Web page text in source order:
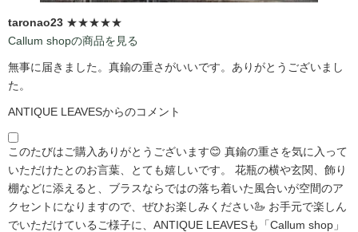
taronao23 ★★★★★
Callum shopの商品を見る
無事に届きました。真鍮の重さがいいです。ありがとうございまし
た。
ANTIQUE LEAVESからのコメント
このたびはご購入ありがとうございます😊 真鍮の重さを気に入って
いただけたとのお言葉、とても嬉しいです。 花瓶の横や玄関、飾り
棚などに添えると、ブラスならではの落ち着いた風合いが空間のア
クセントになりますので、ぜひお楽しみください🦢 お手元で楽しん
でいただけているご様子に、ANTIQUE LEAVESも「Callum shop」